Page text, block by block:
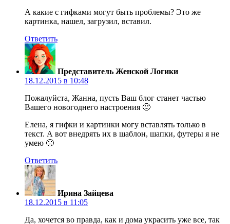
А какие с гифками могут быть проблемы? Это же
картинка, нашел, загрузил, вставил.
Ответить
Представитель Женской Логики
18.12.2015 в 10:48
Пожалуйста, Жанна, пусть Ваш блог станет частью
Вашего новогоднего настроения 🙂
Елена, я гифки и картинки могу вставлять только в
текст. А вот внедрять их в шаблон, шапки, футеры я не
умею 🙁
Ответить
Ирина Зайцева
18.12.2015 в 11:05
Да, хочется во правда, как и дома украсить уже все, так